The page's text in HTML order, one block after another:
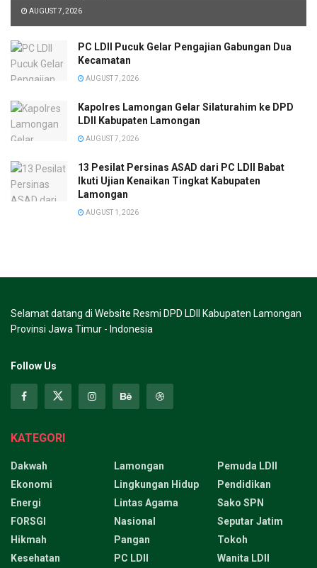
AUGUST 7, 2026
PC LDII Pucuk Gelar Pengajian Gabungan Dua
Kecamatan
AUGUST 7, 2026
Kapolres Lamongan Gelar Silaturahim ke DPD
LDII Kabupaten Lamongan
AUGUST 7, 2026
13 Pesilat Persinas ASAD dari PC LDII Babat
Ikuti Ujian Kenaikan Tingkat Kabupaten
Lamongan
AUGUST 1, 2026
Selamat datang di Website Resmi DPD LDII Kabupaten Lamongan
Provinsi Jawa Timur - Indonesia
Follow Us
KATEGORI
Dakwah
Ekonomi
Energi
FORSGI
Hikmah
Kesehatan
Lamongan
Lingkungan Hidup
Lintas Agama
Nasional
Pangan
PC LDII
Pemuda LDII
Pendidikan
Sako SPN
Seputar Jatim
Tokoh
Wanita LDII